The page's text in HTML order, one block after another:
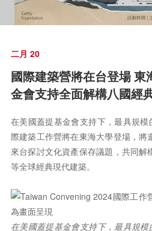
二月 20
國際建築營將在台登場 東
金會支持全面解構八國經
在美國蓋提基金會支持下，最具規
際建築工作營將在東海大學登場，將
來台探討文化資產保存議題，共同
等全球經典現代建築。
在美國蓋提基金會支持下，最具規